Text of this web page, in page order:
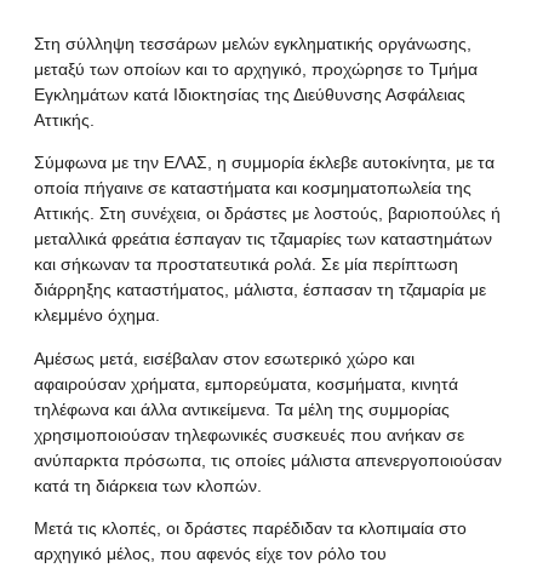
Στη σύλληψη τεσσάρων μελών εγκληματικής οργάνωσης,
μεταξύ των οποίων και το αρχηγικό, προχώρησε το Τμήμα
Εγκλημάτων κατά Ιδιοκτησίας της Διεύθυνσης Ασφάλειας
Αττικής.
Σύμφωνα με την ΕΛΑΣ, η συμμορία έκλεβε αυτοκίνητα, με τα
οποία πήγαινε σε καταστήματα και κοσμηματοπωλεία της
Αττικής. Στη συνέχεια, οι δράστες με λοστούς, βαριοπούλες ή
μεταλλικά φρεάτια έσπαγαν τις τζαμαρίες των καταστημάτων
και σήκωναν τα προστατευτικά ρολά. Σε μία περίπτωση
διάρρηξης καταστήματος, μάλιστα, έσπασαν τη τζαμαρία με
κλεμμένο όχημα.
Αμέσως μετά, εισέβαλαν στον εσωτερικό χώρο και
αφαιρούσαν χρήματα, εμπορεύματα, κοσμήματα, κινητά
τηλέφωνα και άλλα αντικείμενα. Τα μέλη της συμμορίας
χρησιμοποιούσαν τηλεφωνικές συσκευές που ανήκαν σε
ανύπαρκτα πρόσωπα, τις οποίες μάλιστα απενεργοποιούσαν
κατά τη διάρκεια των κλοπών.
Μετά τις κλοπές, οι δράστες παρέδιδαν τα κλοπιμαία στο
αρχηγικό μέλος, που αφενός είχε τον ρόλο του